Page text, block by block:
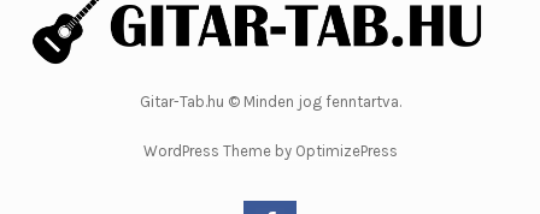
Gitar-Tab.hu © Minden jog fenntartva.
WordPress Theme by OptimizePress